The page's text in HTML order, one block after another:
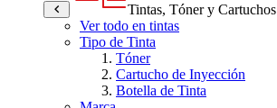
Tintas, Tóner y Cartuchos
Ver todo en tintas
Tipo de Tinta
Tóner
Cartucho de Inyección
Botella de Tinta